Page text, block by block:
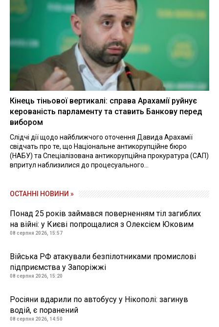
Кінець тіньової вертикалі: справа Арахамії руйнує
керованість парламенту та ставить Банкову перед
вибором
Слідчі дії щодо найближчого оточення Давида Арахамії
свідчать про те, що Національне антикорупційне бюро
(НАБУ) та Спеціалізована антикорупційна прокуратура (САП)
впритул наблизилися до процесуального...
ОСТАННІ НОВИНИ »
Понад 25 років займався поверненням тіл загиблих
на війні: у Києві попрощалися з Олексієм Юковим
08 серпня 2026, 15:57
Війська РФ атакували безпілотниками промислові
підприємства у Запоріжжі
08 серпня 2026, 15:20
Росіяни вдарили по автобусу у Нікополі: загинув
водій, є поранений
08 серпня 2026, 14:50